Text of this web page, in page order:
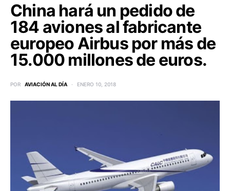
China hará un pedido de
184 aviones al fabricante
europeo Airbus por más de
15.000 millones de euros.
POR AVIACIÓN AL DÍA ENERO 10, 2018